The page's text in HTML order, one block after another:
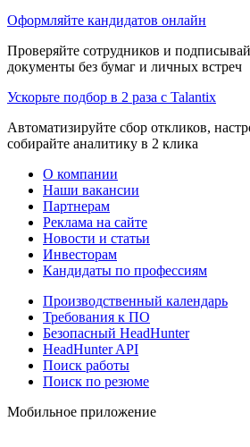
Оформляйте кандидатов онлайн
Проверяйте сотрудников и
документы без бумаг и личных встреч
Ускорьте подбор в 2 раза с Talantix
Автоматизируйте сбор откликов,
собирайте аналитику в 2 клика
О компании
Наши вакансии
Партнерам
Реклама на сайте
Новости и статьи
Инвесторам
Кандидаты по профессиям
Производственный календарь
Требования к ПО
Безопасный HeadHunter
HeadHunter API
Поиск работы
Поиск по резюме
Мобильное приложение